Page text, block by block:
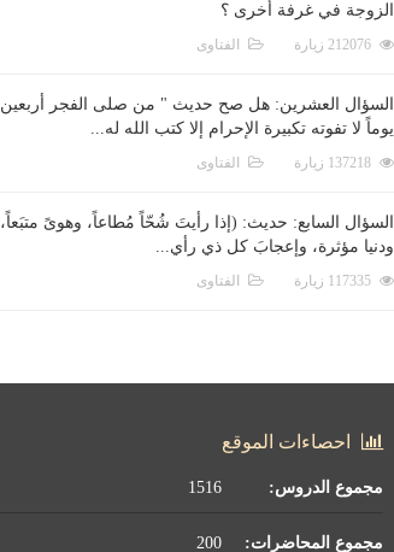
الزوجة في غرفة أخرى ؟
الفتاوى
السؤال العشرين: هل صح حديث " من صلى الفجر أربعين
يوماً لا تفوته تكبيرة الإحرام إلا كتب الله له...
الفتاوى
السؤال السابع: حديث: (إذا رأيتَ شُحّاً مُطاعاً، وهوىً متبَعاً،
ودنيا مؤثرة، وإعجابَ كل ذي رأي...
الفتاوى
احصاءات الموقع
مجموع الدروس:
مجموع المحاضرات: